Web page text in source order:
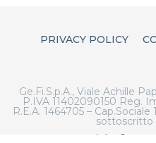
Ge.Fi.S.p.A., Viale Achille
P.IVA 11402090150 Reg.
R.E.A. 1464705 –
sottoscritto
Copyright ©
PRIVACY POLICY